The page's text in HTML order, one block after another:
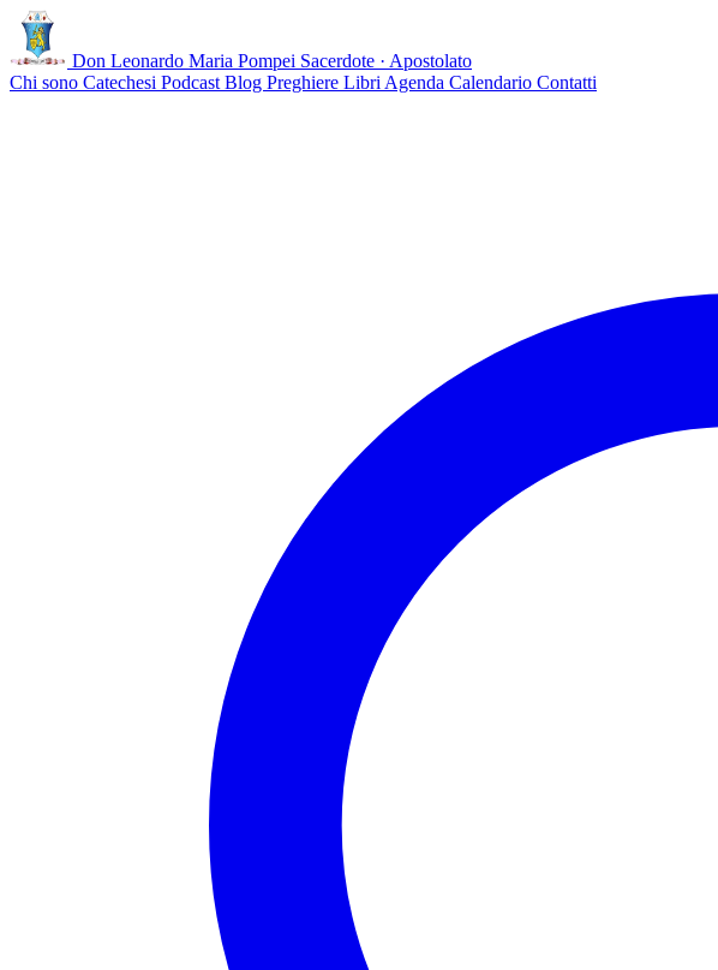
Don Leonardo Maria Pompei Sacerdote · Apostolato
Chi sono Catechesi Podcast Blog Preghiere Libri Agenda Calendario Contatti